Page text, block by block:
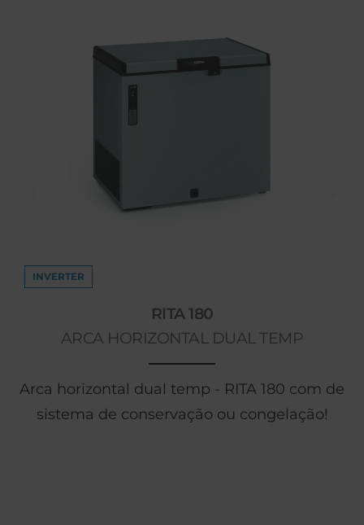
INVERTER
RITA 180
ARCA HORIZONTAL DUAL TEMP
Arca horizontal dual temp - RITA 180 com de
sistema de conservação ou congelação!